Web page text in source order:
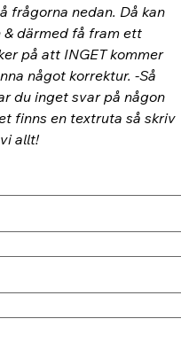
frågorna nedan. Då kan
& därmed få fram ett
på att INGET kommer
något korrektur. -Så
du inget svar på någon
finns en textruta så skriv
allt!